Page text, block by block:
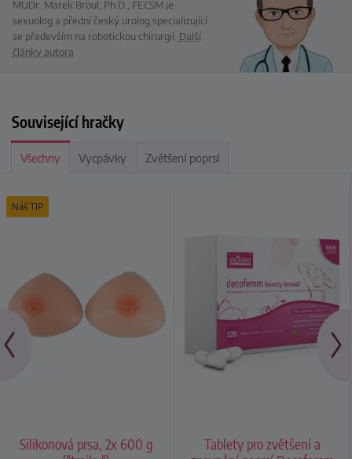
MUDr. Marek Broul, Ph.D., FECSM je
sexuolog a přední český urolog specializující
se především na robotickou chirurgii. Další
články autora
Související hračky
Všechny Vycpávky Zvětšení poprsí
Náš TIP
Silikonová prsa, 2x 600 g
Tablety pro zvětšení a